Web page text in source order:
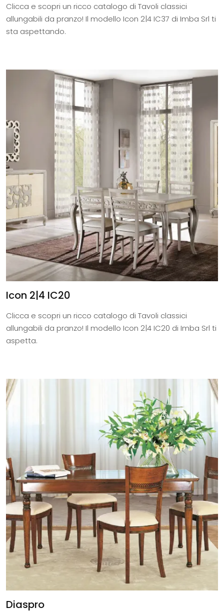
Clicca e scopri un ricco catalogo di Tavoli classici
allungabili da pranzo! Il modello Icon 2|4 IC37 di Imba Srl ti
sta aspettando.
Icon 2|4 IC20
Clicca e scopri un ricco catalogo di Tavoli classici
allungabili da pranzo! Il modello Icon 2|4 IC20 di Imba Srl ti
aspetta.
Diaspro